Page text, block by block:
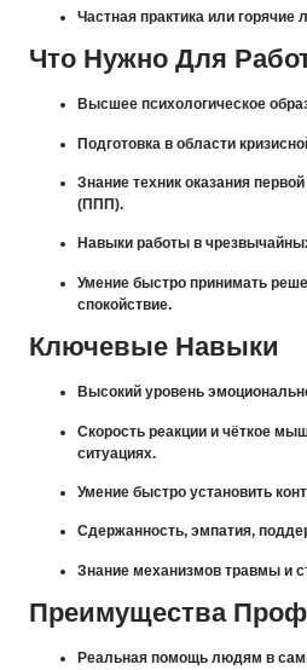
Частная практика или горячие
Что Нужно Для
Высшее психологическое
Подготовка в области
Знание техник оказания
(ППП).
Навыки работы в
Умение быстро принимать
спокойствие.
Ключевые Навыки
Высокий уровень
Скорость реакции и чёткое
ситуациях.
Умение быстро установить
Сдержанность, эмпатия,
Знание механизмов травмы и
Преимущества
Реальная помощь людям в